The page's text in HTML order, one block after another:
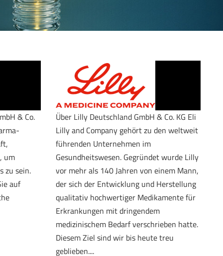
& Co.
um
zu sein.
auf
Über Lilly Deutschland GmbH & Co. KG Eli
Lilly and Company gehört zu den weltweit
führenden Unternehmen im
Gesundheitswesen. Gegründet wurde Lilly
vor mehr als 140 Jahren von einem Mann,
der sich der Entwicklung und Herstellung
qualitativ hochwertiger Medikamente für
Erkrankungen mit dringendem
medizinischem Bedarf verschrieben hatte.
Diesem Ziel sind wir bis heute treu
geblieben....